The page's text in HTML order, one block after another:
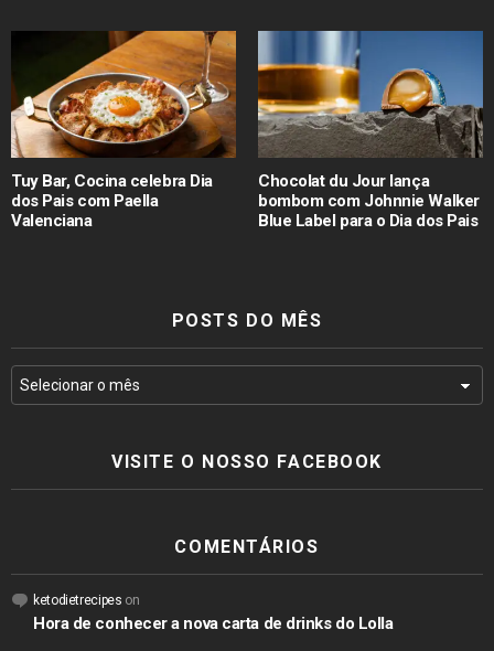
Tuy Bar, Cocina celebra Dia
dos Pais com Paella
Valenciana
Chocolat du Jour lança
bombom com Johnnie Walker
Blue Label para o Dia dos Pais
POSTS DO MÊS
VISITE O NOSSO FACEBOOK
COMENTÁRIOS
ketodietrecipes on
Hora de conhecer a nova carta de drinks do Lolla